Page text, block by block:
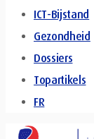
ICT-Bijstand
Gezondheid
Dossiers
Topartikels
FR